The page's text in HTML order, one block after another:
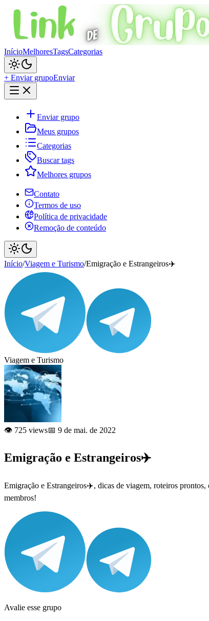
InícioMelhoresTagsCategorias
+ Enviar grupoEnviar
Enviar grupo
Meus grupos
Categorias
Buscar tags
Melhores grupos
Contato
Termos de uso
Política de privacidade
Remoção de conteúdo
Início/Viagem e Turismo/Emigração e Estrangeiros✈️
Viagem e Turismo
👁️ 725 views📅 9 de mai. de 2022
Emigração e Estrangeiros✈️
Emigração e Estrangeiros✈️, dicas de viagem, roteiros
membros!
Avalie esse grupo